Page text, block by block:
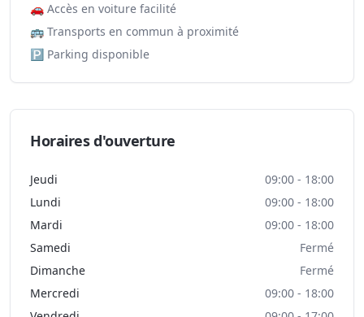
🚗 Accès en voiture facilité
🚌 Transports en commun à proximité
🅿️ Parking disponible
Horaires d'ouverture
Jeudi
09:00 - 18:00
Lundi
09:00 - 18:00
Mardi
09:00 - 18:00
Samedi
Fermé
Dimanche
Fermé
Mercredi
09:00 - 18:00